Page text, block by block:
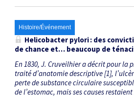
Histoire/Événement
Helicobacter pylori: des
de chance et… beaucoup de
En 1830, J. Cruveilhier a décrit pour la
traité d’anatomie descriptive [1],
perte de ­substance circulaire
de l’estomac, mais ses causes restaient